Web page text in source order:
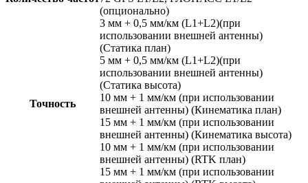
(опционально)
Точность
3 мм + 0,5 мм/км (L1+L2)(при
использовании внешней антенны)
(Статика план)
5 мм + 0,5 мм/км (L1+L2)(при
использовании внешней антенны)
(Статика высота)
10 мм + 1 мм/км (при использовании
внешней антенны) (Кинематика план)
15 мм + 1 мм/км (при использовании
внешней антенны) (Кинематика высота)
10 мм + 1 мм/км (при использовании
внешней антенны) (RTK план)
15 мм + 1 мм/км (при использовании